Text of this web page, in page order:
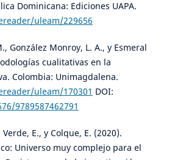
Dominicana: Ediciones UAPA.
uleam/229656
González Monroy, L. A., y Esmeral
cualitativas en la
Colombia: Unimagdalena.
uleam/170301 DOI:
9789587462791
E., y Colque, E. (2020).
Universo muy complejo para el